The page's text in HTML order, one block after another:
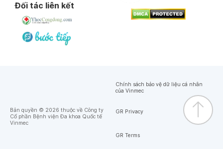
Đối tác liên kết
Bản quyền © 2026 thuộc về Công ty
Cổ phần Bệnh viện Đa khoa Quốc tế
Vinmec
Chính sách bảo vệ dữ liệu cá nhân
của Vinmec
GR Privacy
GR Terms